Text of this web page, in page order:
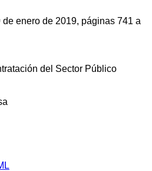
de enero de 2019, páginas 741 a
del Sector Público